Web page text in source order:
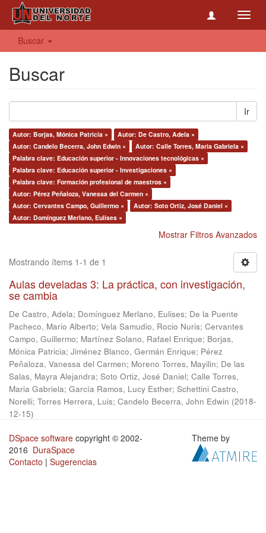
Buscar
Buscar
Ir
Autor: Borjas, Mónica Patricia ×
Autor: De Castro, Adela ×
Autor: Candelo Becerra, John Edwin ×
Autor: Calle Torres, Maria Gabriela ×
Palabra clave: Educación superior - Innovaciones tecnológicas ×
Palabra clave: Educación superior - Investigaciones ×
Palabra clave: Formación profesional de maestros ×
Autor: Pérez Peñaloza, Vanessa del Carmen ×
Autor: Cervantes Campo, Guillermo ×
Autor: Soto Ortiz, José Daniel ×
Autor: Domínguez Merlano, Eulises ×
Mostrar Filtros Avanzados
Mostrando ítems 1-1 de 1
Aulas develadas 3: La práctica, con investigación,
se cambia
De Castro, Adela; Domínguez Merlano, Eulises; De la Puente
Pacheco, Mario Alberto; Vela Samudio, Rocio Nuris; Cervantes
Campo, Guillermo; Martínez Solano, Rafael Enrique; Borjas,
Mónica Patricia; Jiménez Blanco, Germán Enrique; Pérez
Peñaloza, Vanessa del Carmen; Moreno Torres, Mayilin; De las
Salas, Mayra Alejandra; Soto Ortiz, José Daniel; Calle Torres,
Maria Gabriela; García Ramos, Lucy Esther; Schettini Castro,
Norelli; Torres Herrera, Luis; Candelo Becerra, John Edwin (2018-
12-15)
DSpace software copyright © 2002-
2016 DuraSpace
Contacto | Sugerencias
Theme by